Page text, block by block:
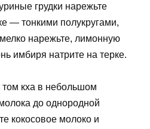
грудки нарежьте
— тонкими полукругами,
нарежьте, лимонную
имбиря натрите на терке.
том кха в небольшом
до однородной
кокосовое молоко и